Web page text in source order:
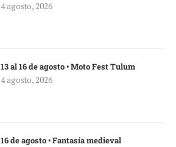
4 agosto, 2026
13 al 16 de agosto • Moto Fest Tulum
4 agosto, 2026
16 de agosto • Fantasía medieval